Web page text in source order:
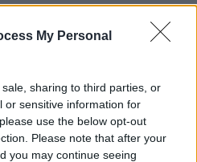
My Personal
sharing to third parties, or
or sensitive information for
use the below opt-out
Please note that after your
you may continue seeing
της εκπαιδευτικής
βιντεοσκοπούνται
περί
διαθέσιμα στους